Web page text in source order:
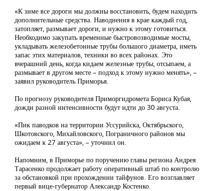
«К зиме все дороги мы должны восстановить, будем находить
дополнительные средства. Наводнения в крае каждый год,
затопляет, размывает дороги, и нужно к этому готовиться.
Необходимо закупать временные быстровозводимые мосты,
укладывать железобетонные трубы большого диаметра, иметь
запас этих материалов, техники во всех районах. Это
вчерашний день, когда кидаем железные трубы, отсыпаем, а
размывает в другом месте – подход к этому нужно менять», –
заявил руководитель Приморья.
По прогнозу руководителя Приморгидромета Бориса Кубая,
дожди разной интенсивности будут идти до 30 августа.
«Пик паводков на территории Уссурийска, Октябрьского,
Шкотовского, Михайловского, Пограничного районов мы
ожидаем к 27 августа», – уточнил он.
Напомним, в Приморье по поручению главы региона Андрея
Тарасенко продолжает работу оперативный штаб по контролю
за обстановкой при прохождении тайфунов. Его возглавляет
первый вице-губернатор Александр Костенко.